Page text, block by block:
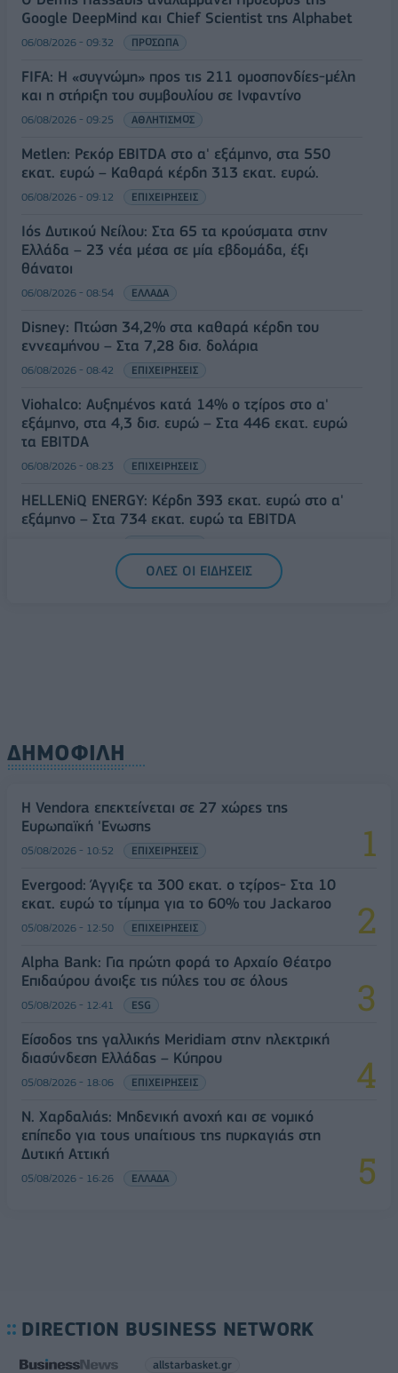
Google DeepMind και Chief Scientist της Alphabet
06/08/2026 - 09:32 ΠΡΟΣΩΠΑ
FIFA: Η «συγνώμη» προς τις 211 ομοσπονδίες-μέλη
και η στήριξη του συμβουλίου σε Ινφαντίνο
06/08/2026 - 09:25 ΑΘΛΗΤΙΣΜΟΣ
Metlen: Ρεκόρ EBITDA στο α' εξάμηνο, στα 550
εκατ. ευρώ – Καθαρά κέρδη 313 εκατ. ευρώ.
06/08/2026 - 09:12 ΕΠΙΧΕΙΡΗΣΕΙΣ
Ιός Δυτικού Νείλου: Στα 65 τα κρούσματα στην
Ελλάδα – 23 νέα μέσα σε μία εβδομάδα, έξι
θάνατοι
06/08/2026 - 08:54 ΕΛΛΑΔΑ
Disney: Πτώση 34,2% στα καθαρά κέρδη του
εννεαμήνου – Στα 7,28 δισ. δολάρια
06/08/2026 - 08:42 ΕΠΙΧΕΙΡΗΣΕΙΣ
Viohalco: Αυξημένος κατά 14% ο τζίρος στο α'
εξάμηνο, στα 4,3 δισ. ευρώ – Στα 446 εκατ. ευρώ
τα EBITDA
06/08/2026 - 08:23 ΕΠΙΧΕΙΡΗΣΕΙΣ
HELLENiQ ENERGY: Κέρδη 393 εκατ. ευρώ στο α'
εξάμηνο – Στα 734 εκατ. ευρώ τα EBITDA
ΟΛΕΣ ΟΙ ΕΙΔΗΣΕΙΣ
ΔΗΜΟΦΙΛΗ
Η Vendora επεκτείνεται σε 27 χώρες της
Ευρωπαϊκή 'Ενωσης
05/08/2026 - 10:52 ΕΠΙΧΕΙΡΗΣΕΙΣ
Evergood: Άγγιξε τα 300 εκατ. ο τζίρος- Στα 10
εκατ. ευρώ το τίμημα για το 60% του Jackaroo
05/08/2026 - 12:50 ΕΠΙΧΕΙΡΗΣΕΙΣ
Alpha Bank: Για πρώτη φορά το Αρχαίο Θέατρο
Επιδαύρου άνοιξε τις πύλες του σε όλους
05/08/2026 - 12:41 ESG
Είσοδος της γαλλικής Meridiam στην ηλεκτρική
διασύνδεση Ελλάδας – Κύπρου
05/08/2026 - 18:06 ΕΠΙΧΕΙΡΗΣΕΙΣ
Ν. Χαρδαλιάς: Μηδενική ανοχή και σε νομικό
επίπεδο για τους υπαίτιους της πυρκαγιάς στη
Δυτική Αττική
05/08/2026 - 16:26 ΕΛΛΑΔΑ
DIRECTION BUSINESS NETWORK
allstarbasket.gr